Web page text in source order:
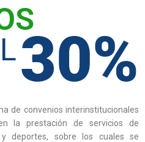
30%
de convenios interinstitucionales
la prestación de servicios de
y deportes, sobre los cuales se